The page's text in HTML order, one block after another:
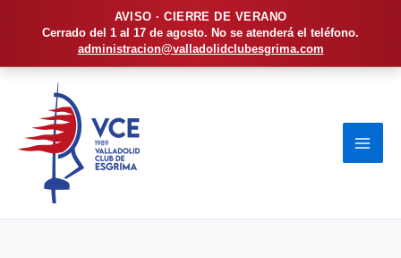
AVISO · CIERRE DE VERANO
Cerrado del 1 al 17 de agosto. No se atenderá el teléfono.
administracion@valladolidclubesgrima.com
contenido